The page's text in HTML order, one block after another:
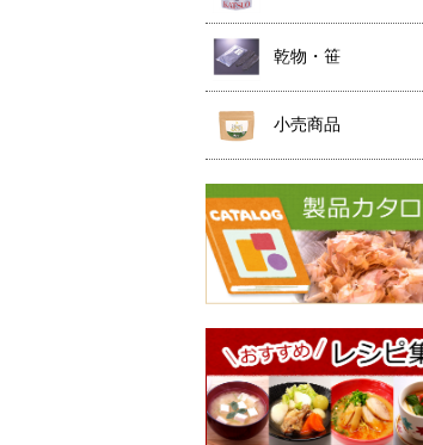
乾物・笹
小売商品